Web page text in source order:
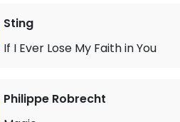
Sting
If I Ever Lose My Faith in You
Philippe Robrecht